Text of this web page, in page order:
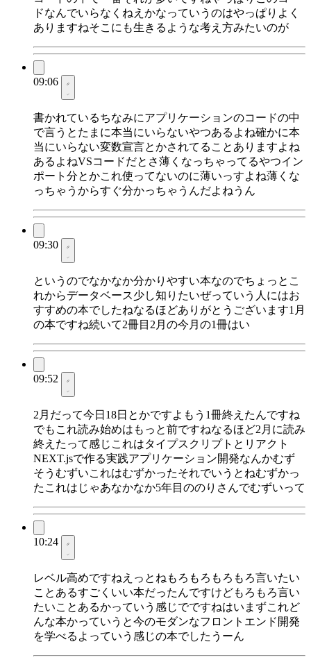
ドなんでいらなくねえかなっていうのはやっぱりよく
ありますねそこにも生きるような考え方みたいのが
09:06
書かれているちなみにアプリケーションのコードの中
で言うとたまに本当にいらないやつあるよね確かに本
当にいらない変数宣言とかされてることありますよね
あるよねVSコードだとさ薄くなっちゃってるやつイン
ポート分とかこれ使ってないのに薄いっすよね薄くな
っちゃうからすぐ分かっちゃうんだよねうん
09:30
というのでなかなか分かりやすい本なのでちょっとこ
れからデータベース少し知りたいぜっていう人にはお
すすめの本でしたねなるほどありがとうございます1月
の本ですね続いて2冊目2月の今月の1冊はい
09:52
2月だって今日18日とかですよもう1冊終えたんですね
でもこれ読み始めはもっと前ですねなるほど2月に読み
終えたって感じこれはタイプスクリプトとリアクト
NEXT.jsで作る実践アプリケーション開発なんかむず
そうむずいこれはむずかったそれでいうとねむずかっ
たこれはじゃあなかなか5年目ののりさんでむずいって
10:24
レベル高めですねえっとねもろもろもろもろ言いたい
ことあるすごくいい本だったんですけどもろもろ言い
たいことあるかっていう感じでですねはいまずこれど
んな本かっていうと今のモダンなフロントエンド開発
を学べるよっていう感じの本でしたうーん